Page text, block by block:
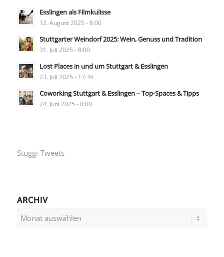
Esslingen als Filmkulisse
12. August 2025 - 8:00
Stuttgarter Weindorf 2025: Wein, Genuss und Tradition
31. Juli 2025 - 8:00
Lost Places in und um Stuttgart & Esslingen
23. Juli 2025 - 17:35
Coworking Stuttgart & Esslingen – Top-Spaces & Tipps
24. Juni 2025 - 8:00
Stuggi-Tweets
ARCHIV